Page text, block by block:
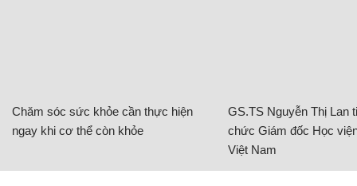
Chăm sóc sức khỏe cần thực hiện
ngay khi cơ thể còn khỏe
GS.TS Nguyễn Thị Lan
chức Giám đốc Học
Việt Nam